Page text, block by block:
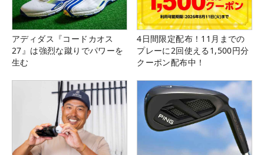
アディダス『コードカオス
27』は強烈な蹴りでパワーを
生む
4日間限定配布！11月までの
プレーに2回使える1,500円分
クーポン配布中！